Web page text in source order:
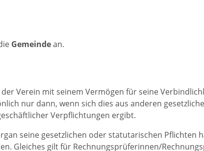
Gemeindean.
Verein mit seinem Vermögen für seine
nur dann, wenn sich dies aus anderen
Verpflichtungen ergibt.
seine gesetzlichen oder statutarischen Pflichten
Gleiches gilt für Rechnungsprüferinnen/